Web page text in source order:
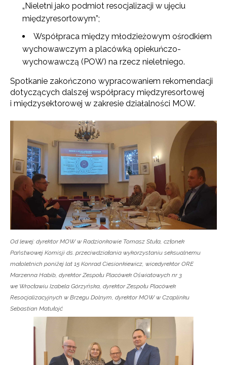
„Nieletni jako podmiot resocjalizacji w ujęciu
międzyresortowym”;
Współpraca między młodzieżowym ośrodkiem
wychowawczym a placówką opiekuńczo-
wychowawczą (POW) na rzecz nieletniego.
Spotkanie zakończono wypracowaniem rekomendacji
dotyczących dalszej współpracy międzyresortowej
i międzysektorowej w zakresie działalności MOW.
Od lewej: dyrektor MOW w Radzionkowie Tomasz Stuła, członek
Państwowej Komisji ds. przeciwdziałania wykorzystaniu seksualnemu
małoletnich poniżej lat 15 Konrad Ciesionkiewicz, wicedyrektor ORE
Marzenna Habib, dyrektor Zespołu Placówek Oświatowych nr 3
we Wrocławiu Izabela Górzyńska, dyrektor Zespołu Placówek
Resocjalizacyjnych w Brzegu Dolnym, dyrektor MOW w Czaplinku
Sebastian Matułojć